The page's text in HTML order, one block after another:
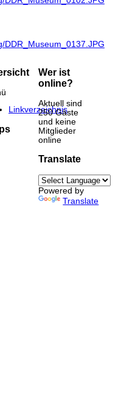
DDR_Museum_0137.JPG
Linkverzeichnis
Wer ist
online?
Aktuell sind
250 Gäste
und keine
Mitglieder
online
Translate
Powered by
Translate